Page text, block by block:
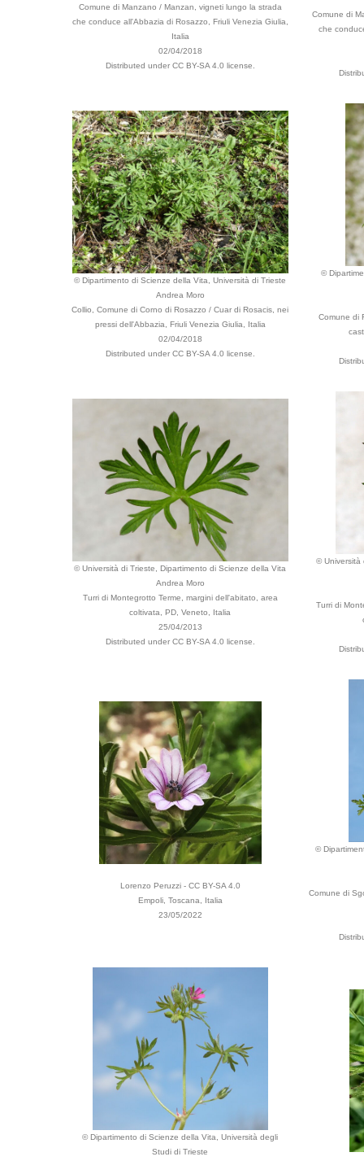
Comune di Manzano / Manzan, vigneti lungo la strada
che conduce all'Abbazia di Rosazzo, Friuli Venezia Giulia,
Italia
02/04/2018
Distributed under CC BY-SA 4.0 license.
Comune di
che
© Dipartimento di Scienze della Vita, Università di Trieste
Andrea Moro
Collio, Comune di Corno di Rosazzo / Cuar di Rosacis, nei
pressi dell'Abbazia, Friuli Venezia Giulia, Italia
02/04/2018
Distributed under CC BY-SA 4.0 license.
©
Comune di
© Università di Trieste, Dipartimento di Scienze della Vita
Andrea Moro
Turri di Montegrotto Terme, margini dell'abitato, area
coltivata, PD, Veneto, Italia
25/04/2013
Distributed under CC BY-SA 4.0 license.
© Università
Turri di
Lorenzo Peruzzi - CC BY-SA 4.0
Empoli, Toscana, Italia
23/05/2022
©
Comune di
© Dipartimento di Scienze della Vita, Università degli
Studi di Trieste